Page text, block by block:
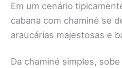
Em um cenário
cabana com chaminé se
araucárias majestosas e
Da chaminé simples,